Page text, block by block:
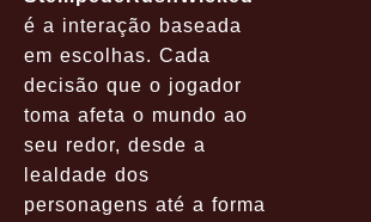
é a interação baseada
em escolhas. Cada
decisão que o jogador
toma afeta o mundo ao
seu redor, desde a
lealdade dos
personagens até a forma